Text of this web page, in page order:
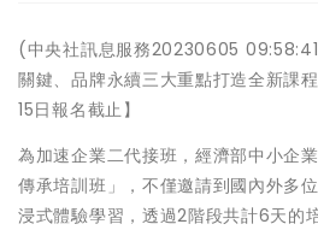
(中央社訊息服務20230605
關鍵、品牌永續三大重點打造全新課
15日報名截止】
為加速企業二代接班，經濟部中小企
傳承培訓班」，不僅邀請到國內外多
浸式體驗學習，透過2階段共計6天的